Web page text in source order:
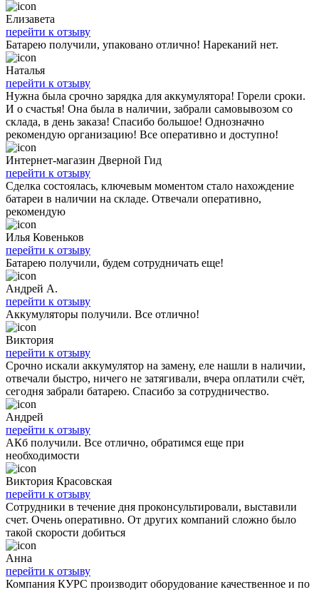
Елизавета
перейти к отзыву
Батарею получили, упаковано отлично! Нареканий нет.
Наталья
перейти к отзыву
Нужна была срочно зарядка для аккумулятора! Горели сроки.
И о счастья! Она была в наличии, забрали самовывозом со
склада, в день заказа! Спасибо большое! Однозначно
рекомендую организацию! Все оперативно и доступно!
Интернет-магазин Дверной Гид
перейти к отзыву
Сделка состоялась, ключевым моментом стало нахождение
батареи в наличии на складе. Отвечали оперативно,
рекомендую
Илья Ковеньков
перейти к отзыву
Батарею получили, будем сотрудничать еще!
Андрей А.
перейти к отзыву
Аккумуляторы получили. Все отлично!
Виктория
перейти к отзыву
Срочно искали аккумулятор на замену, еле нашли в наличии,
отвечали быстро, ничего не затягивали, вчера оплатили счёт,
сегодня забрали батарею. Спасибо за сотрудничество.
Андрей
перейти к отзыву
АКб получили. Все отлично, обратимся еще при
необходимости
Виктория Красовская
перейти к отзыву
Сотрудники в течение дня проконсультировали, выставили
счет. Очень оперативно. От других компаний сложно было
такой скорости добиться
Анна
перейти к отзыву
Компания КУРС производит оборудование качественное и по